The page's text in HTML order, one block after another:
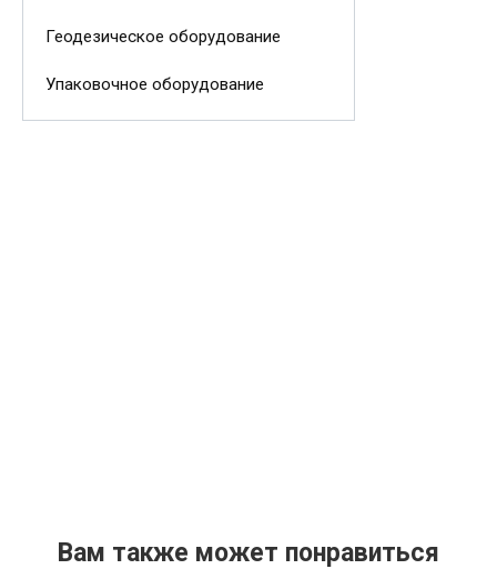
Геодезическое оборудование
Упаковочное оборудование
Вам также может понравиться